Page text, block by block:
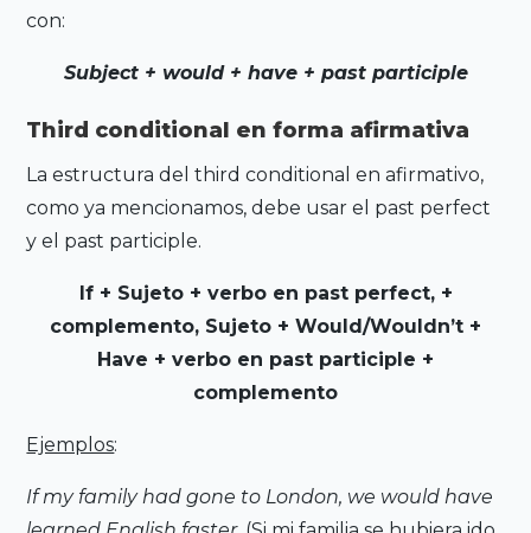
con:
Subject + would + have + past participle
Third conditional en forma afirmativa
La estructura del third conditional en afirmativo,
como ya mencionamos, debe usar el past perfect
y el past participle.
If + Sujeto + verbo en past perfect, +
complemento, Sujeto + Would/Wouldn’t +
Have + verbo en past participle +
complemento
Ejemplos:
If my family had gone to London, we would have